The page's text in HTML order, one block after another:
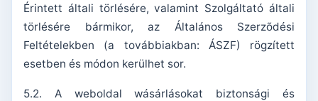
Érintett általi törlésére, valamint Szolgáltató általi
törlésére bármikor, az Általános Szerzõdési
Feltételekben (a továbbiakban: ÁSZF) rögzített
esetben és módon kerülhet sor.
5.2. A weboldal wásárlásokat biztonsági és